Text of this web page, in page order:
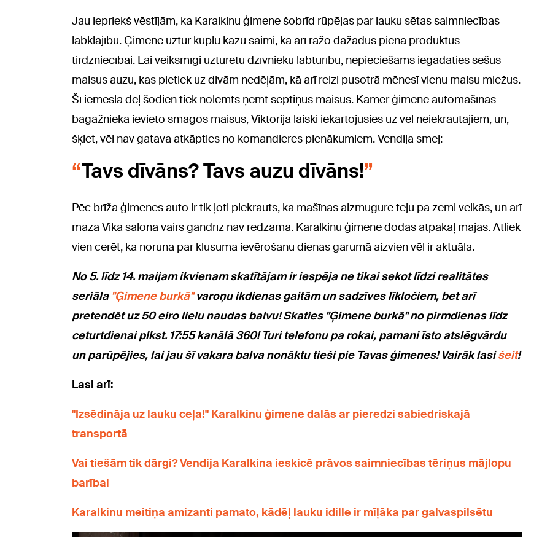
Jau iepriekš vēstījām, ka Karalkinu ģimene šobrīd rūpējas par lauku sētas saimniecības
labklājību. Ģimene uztur kuplu kazu saimi, kā arī ražo dažādus piena produktus
tirdzniecībai. Lai veiksmīgi uzturētu dzīvnieku labturību, nepieciešams iegādāties sešus
maisus auzu, kas pietiek uz divām nedēļām, kā arī reizi pusotrā mēnesī vienu maisu miežus.
Šī iemesla dēļ šodien tiek nolemts ņemt septiņus maisus. Kamēr ģimene automašīnas
bagāžniekā ievieto smagos maisus, Viktorija laiski iekārtojusies uz vēl neiekrautajiem, un,
šķiet, vēl nav gatava atkāpties no komandieres pienākumiem. Vendija smej:
Tavs dīvāns? Tavs auzu dīvāns!
Pēc brīža ģimenes auto ir tik ļoti piekrauts, ka mašīnas aizmugure teju pa zemi velkās, un arī
mazā Vika salonā vairs gandrīz nav redzama. Karalkinu ģimene dodas atpakaļ mājās. Atliek
vien cerēt, ka noruna par klusuma ievērošanu dienas garumā aizvien vēl ir aktuāla.
No 5. līdz 14. maijam ikvienam skatītājam ir iespēja ne tikai sekot līdzi realitātes
seriāla "Ģimene burkā"varoņu ikdienas gaitām un sadzīves līkločiem, bet arī
pretendēt uz 50 eiro lielu naudas balvu! Skaties "Ģimene burkā" no pirmdienas līdz
ceturtdienai plkst. 17:55 kanālā 360! Turi telefonu pa rokai, pamani īsto atslēgvārdu
un parūpējies, lai jau šī vakara balva nonāktu tieši pie Tavas ģimenes! Vairāk lasišeit!
Lasi arī:
"Izsēdināja uz lauku ceļa!" Karalkinu ģimene dalās ar pieredzi sabiedriskajā
transportā
Vai tiešām tik dārgi? Vendija Karalkina ieskicē prāvos saimniecības tēriņus mājlopu
barībai
Karalkinu meitiņa amizanti pamato, kādēļ lauku idille ir mīļāka par galvaspilsētu